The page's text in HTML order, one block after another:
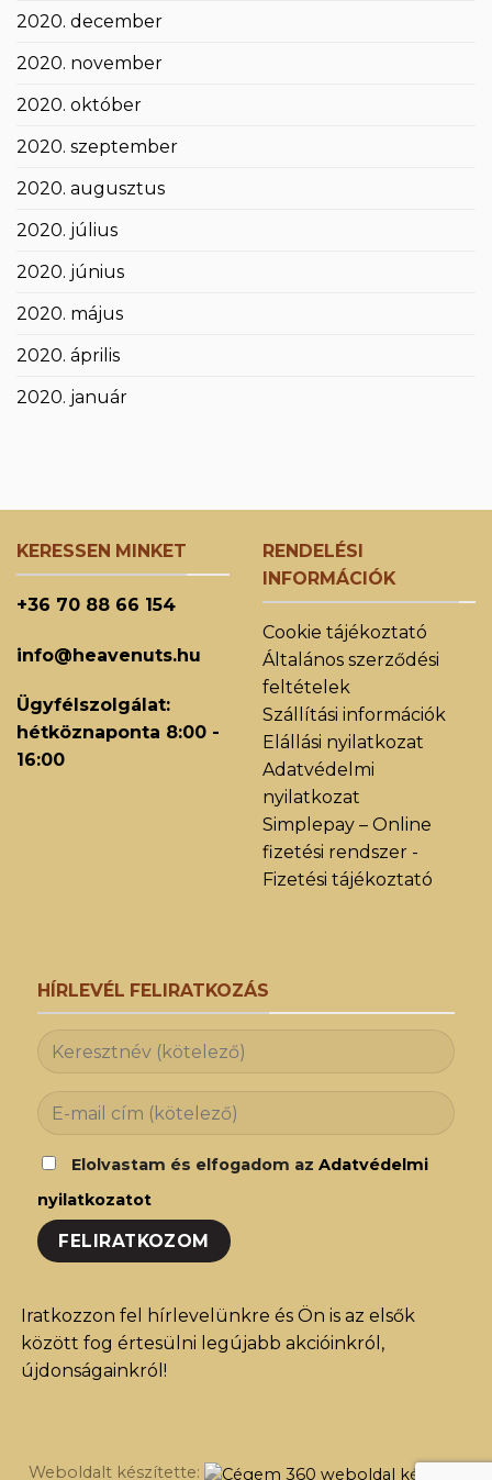
2020. december
2020. november
2020. október
2020. szeptember
2020. augusztus
2020. július
2020. június
2020. május
2020. április
2020. január
KERESSEN MINKET
+36 70 88 66 154
info@heavenuts.hu
Ügyfélszolgálat:
hétköznaponta 8:00 -
16:00
RENDELÉSI
INFORMÁCIÓK
Cookie tájékoztató
Általános szerződési
feltételek
Szállítási információk
Elállási nyilatkozat
Adatvédelmi
nyilatkozat
Simplepay – Online
fizetési rendszer -
Fizetési tájékoztató
HÍRLEVÉL FELIRATKOZÁS
Elolvastam és elfogadom az Adatvédelmi
nyilatkozatot
Iratkozzon fel hírlevelünkre és Ön is az elsők
között fog értesülni legújabb akcióinkról,
újdonságainkról!
Weboldalt készítette: